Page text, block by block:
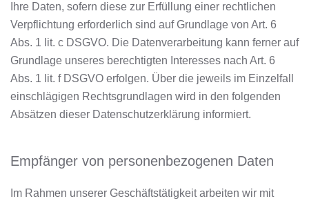
Ihre Daten, sofern diese zur Erfüllung einer rechtlichen
Verpflichtung erforderlich sind auf Grundlage von Art. 6
Abs. 1 lit. c DSGVO. Die Datenverarbeitung kann ferner auf
Grundlage unseres berechtigten Interesses nach Art. 6
Abs. 1 lit. f DSGVO erfolgen. Über die jeweils im Einzelfall
einschlägigen Rechtsgrundlagen wird in den folgenden
Absätzen dieser Datenschutzerklärung informiert.
Empfänger von personenbezogenen Daten
Im Rahmen unserer Geschäftstätigkeit arbeiten wir mit